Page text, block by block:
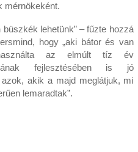
mérnökeként.
lehetünk” – fűzte hozzá
hogy „aki bátor és van
az elmúlt tíz év
fejlesztésében is jó
akik a majd meglátjuk, mi
lemaradtak”.